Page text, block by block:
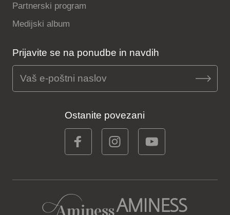
Partnerski program
Medijski album
Prijavite se na ponudbe in navdih
Ostanite povezani